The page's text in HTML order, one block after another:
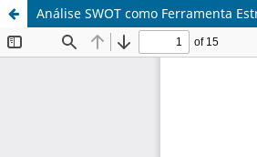
Análise SWOT como Ferramenta